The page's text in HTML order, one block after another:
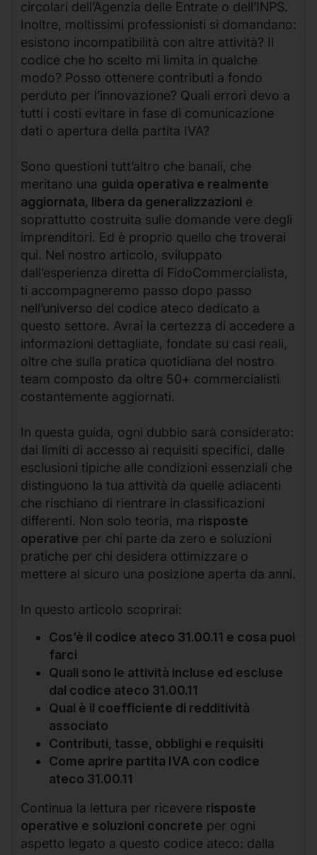
circolari dell’Agenzia delle Entrate o dell’INPS.
Inoltre, moltissimi professionisti si domandano:
esistono incompatibilità con altre attività? Il
codice che ho scelto mi limita in qualche
modo? Posso ottenere contributi a fondo
perduto per l’innovazione? Quali errori devo a
tutti i costi evitare in fase di comunicazione
dati o apertura della partita IVA?
Sono questioni tutt’altro che banali, che
meritano una guida operativa e realmente
aggiornata, libera da generalizzazioni e
soprattutto costruita sulle domande vere degli
imprenditori. Ed è proprio quello che troverai
qui. Nel nostro articolo, sviluppato
dall’esperienza diretta di FidoCommercialista,
ti accompagneremo passo dopo passo
nell’universo del codice ateco dedicato a
questo settore. Avrai la certezza di accedere a
informazioni dettagliate, fondate su casi reali,
oltre che sulla pratica quotidiana del nostro
team composto da oltre 50+ commercialisti
costantemente aggiornati.
In questa guida, ogni dubbio sarà considerato:
dai limiti di accesso ai requisiti specifici, dalle
esclusioni tipiche alle condizioni essenziali che
distinguono la tua attività da quelle adiacenti
che rischiano di rientrare in classificazioni
differenti. Non solo teoria, ma risposte
operative per chi parte da zero e soluzioni
pratiche per chi desidera ottimizzare o
mettere al sicuro una posizione aperta da anni.
In questo articolo scoprirai:
Cos’è il codice ateco 31.00.11 e cosa puoi
farci
Quali sono le attività incluse ed escluse
dal codice ateco 31.00.11
Qual è il coefficiente di redditività
associato
Contributi, tasse, obblighi e requisiti
Come aprire partita IVA con codice
ateco 31.00.11
Continua la lettura per ricevere risposte
operative e soluzioni concrete per ogni
aspetto legato a questo codice ateco: dalla